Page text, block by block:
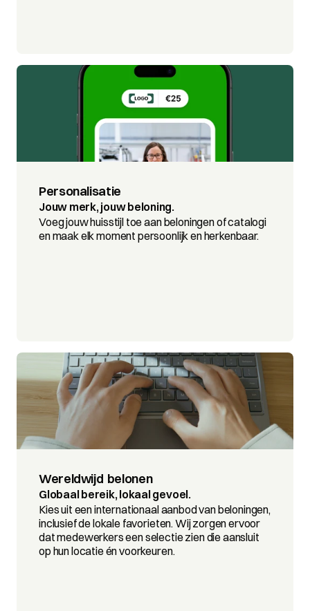
Personalisatie
Jouw merk, jouw beloning.
Voeg jouw huisstijl toe aan beloningen of catalogi
en maak elk moment persoonlijk en herkenbaar.
Wereldwijd  belonen
Globaal bereik, lokaal gevoel.
Kies uit een internationaal aanbod van beloningen,
inclusief de lokale favorieten. Wij zorgen ervoor
dat medewerkers een selectie zien die aansluit
op hun locatie én voorkeuren.